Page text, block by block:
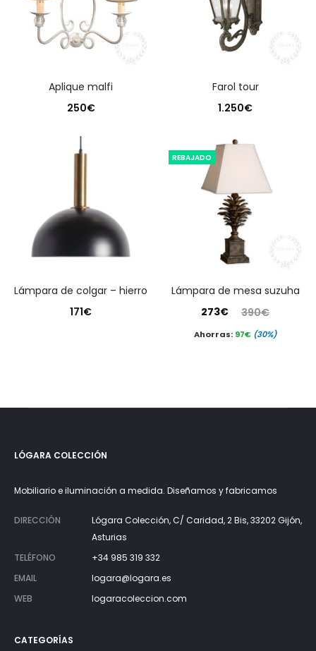
aplique malfi
250€
farol tour
1.250€
lámpara de colgar – hierro
171€
REBAJADO
lámpara de mesa suzuha
390€
El
precio
273€
precioAhorras: 97€ (30%)
LÓGARA COLECCIÓN
Mobiliario e iluminación a medida. Diseñamos y fabricamos
DIRECCIÓN
Lógara Colección, C/ Caridad, 2 Bis, 33202 Gijón,
Asturias
TELÉFONO
+34 985 319 332
EMAIL
logara@logara.es
WEB
logaracoleccion.com
CATEGORÍAS